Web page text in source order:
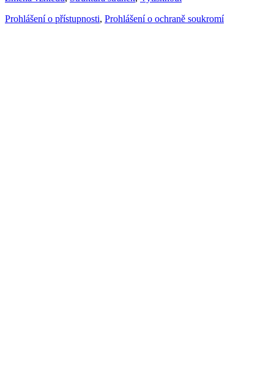
Prohlášení o přístupnosti, Prohlášení o ochraně soukromí